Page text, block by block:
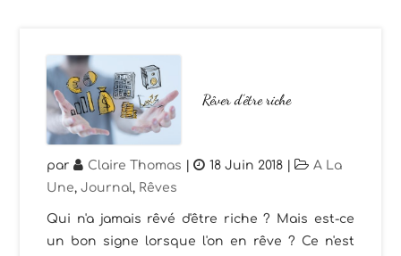
Rêver d’être riche
par Claire Thomas | 18 Juin 2018
A La
Une,Journal, Rêves
Qui n'a jamais rêvé d'être riche ? Mais est-ce
un bon signe lorsque l'on en rêve ? Ce n'est